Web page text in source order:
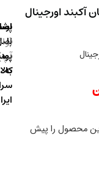
اورجینال
را پیش
سراسر
اصالت
پشتیبانی
(واتس